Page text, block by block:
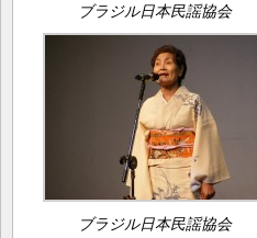
ブラジル日本民謡協会
ブラジル日本民謡協会